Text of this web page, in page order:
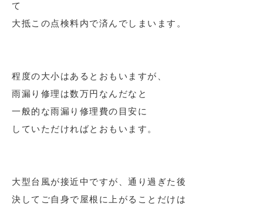
て
大抵この点検料内で済んでしまいます。
程度の大小はあるとおもいますが、
雨漏り修理は数万円なんだなと
一般的な雨漏り修理費の目安に
していただければとおもいます。
大型台風が接近中ですが、通り過ぎた後
決してご自身で屋根に上がることだけは